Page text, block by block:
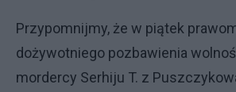
Przypomnijmy, że w piątek
dożywotniego pozbawienia
mordercy Serhiju T. z